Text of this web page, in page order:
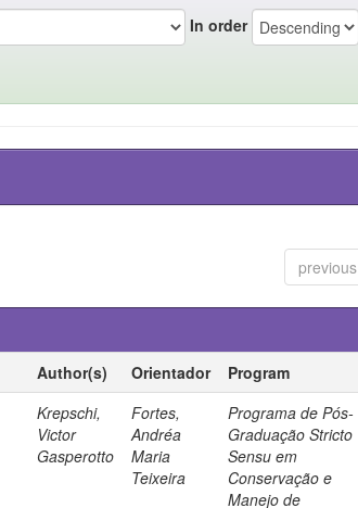
In order
previous
Author(s) Orientador Program
Krepschi,
Victor
Gasperotto
Fortes,
Andréa
Maria
Teixeira
Programa de Pós-
Graduação Stricto
Sensu em
Conservação e
Manejo de